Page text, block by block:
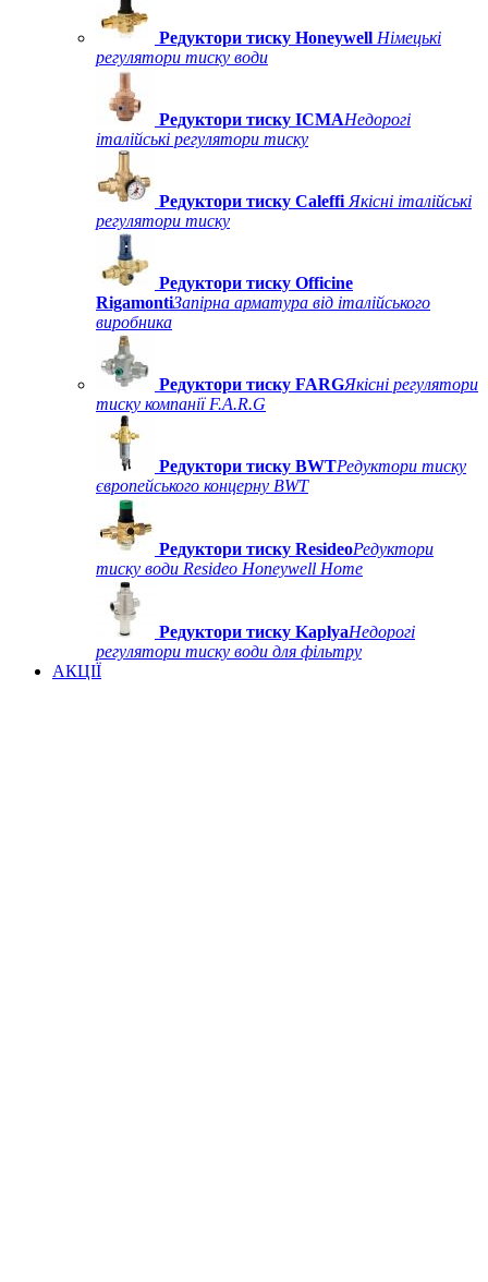
Редуктори тиску Honeywell Німецькі
регулятори тиску води
Редуктори тиску ICMAНедорогі
італійські регулятори тиску
Редуктори тиску Caleffi Якісні італійські
регулятори тиску
Редуктори тиску Officine
RigamontiЗапірна арматура від італійського
виробника
Редуктори тиску FARGЯкісні регулятори
тиску компанії F.A.R.G
Редуктори тиску BWTРедуктори тиску
європейського концерну BWT
Редуктори тиску ResideoРедуктори
тиску води Resideo Honeywell Home
Редуктори тиску KaplyaНедорогі
регулятори тиску води для фільтру
АКЦІЇ